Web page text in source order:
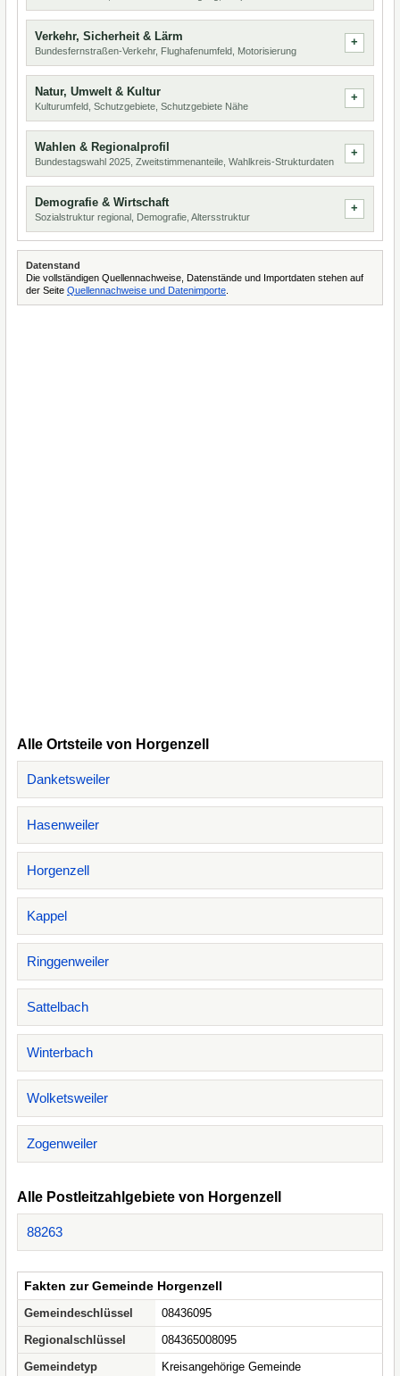
Verkehr, Sicherheit & Lärm
Bundesfernstraßen-Verkehr, Flughafenumfeld, Motorisierung
Natur, Umwelt & Kultur
Kulturumfeld, Schutzgebiete, Schutzgebiete Nähe
Wahlen & Regionalprofil
Bundestagswahl 2025, Zweitstimmenanteile, Wahlkreis-Strukturdaten
Demografie & Wirtschaft
Sozialstruktur regional, Demografie, Altersstruktur
Datenstand
Die vollständigen Quellennachweise, Datenstände und Importdaten stehen auf
der Seite Quellennachweise und Datenimporte
Alle Ortsteile von Horgenzell
Danketsweiler
Hasenweiler
Horgenzell
Kappel
Ringgenweiler
Sattelbach
Winterbach
Wolketsweiler
Zogenweiler
Alle Postleitzahlgebiete von Horgenzell
88263
Fakten zur Gemeinde Horgenzell
Gemeindeschlüssel
08436095
Regionalschlüssel
084365008095
Gemeindetyp
Kreisangehörige Gemeinde